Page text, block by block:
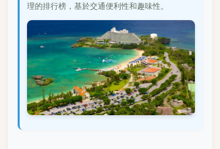
理的排行榜，基於交通便利性和趣味性。